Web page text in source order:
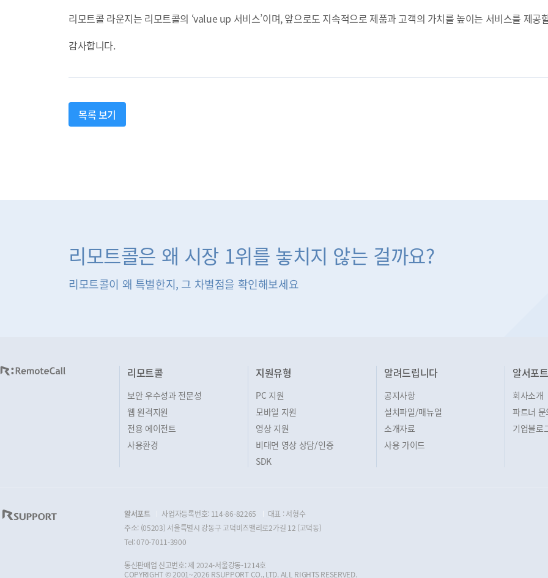
리모트콜 라운지는 리모트콜의 ‘value up 서비스’이며, 앞으로도 지속적으로 제품과 고객의 가치를 높이는 서비스를 제
감사합니다.
목록 보기
리모트콜은 왜 시장 1위를 놓치지 않는 걸까요?
리모트콜이 왜 특별한지, 그 차별점을 확인해보세요
리모트콜
보안 우수성과 전문성
웹 원격지원
전용 에이전트
사용환경
지원유형
PC 지원
모바일 지원
영상 지원
비대면 영상 상담/인증
SDK
알려드립니다
공지사항
설치파일/매뉴얼
소개자료
사용 가이드
알서포트
회사소개
파트너 문
기업블로
알서포트 사업자등록번호: 114-86-82265
대표 : 서형수
주소: (05203) 서울특별시 강동구 고덕비즈밸리로2가길 12 (고덕동)
Tel: 070-7011-3900
통신판매업 신고번호: 제 2024-서울강동-1214호
COPYRIGHT © 2001~2026 RSUPPORT CO., LTD. ALL RIGHTS RESERVED.